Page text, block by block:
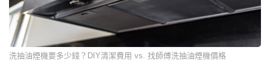
洗抽油煙機要多少錢？DIY清潔費用 vs. 找師傅洗抽油煙機價格